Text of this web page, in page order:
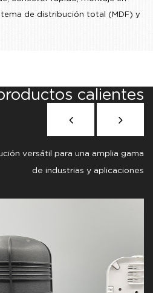
de distribución total (MDF) y
calientes
versátil para una amplia gama
de industrias y aplicaciones